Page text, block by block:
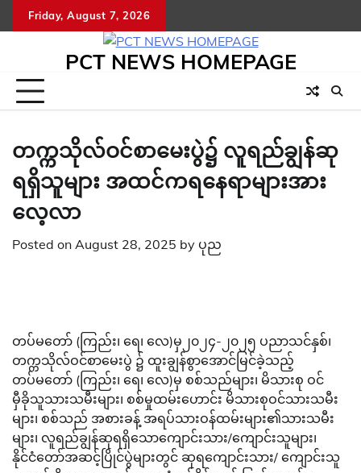
to
Friday, August 7, 2026
PCT NEWS HOMEPAGE
တက္ကသိုလ်ဝင်စာမေးပွဲ၌ လူရည်ချွန်ဆု
ရရှိသူများ အထင်ကရနေရာများအား
လေ့လာ
Posted on August 28, 2025 by ပုည
တပ်မတော် (ကြည်း၊ ရေ၊ လေ)မှ၂၀၂၄-၂၀၂၅ ပညာသင်နှစ်၊
တက္ကသိုလ်ဝင်စာမေးပွဲ ၌ ထူးချွန်စွာအောင်မြင်ခဲ့သည့်
တပ်မတော် (ကြည်း၊ ရေ၊ လေ)မှ စစ်သည်များ၊ မိသားစု ဝင်
မှီခိုသူသားသမီးများ၊ စစ်မှုထမ်းဟောင်း မိသားစုဝင်သားသမီး
များ၊ စစ်သည် အစားခန့် အရပ်သားဝန်ထမ်းများ၏သားသမီး
များ၊ လူရည်ချွန်ဆုရရှိသောကျောင်းသား/ကျောင်းသူများ၊
နိုင်ငံတော်အဆင့်ပြိုင်ပွဲများတွင် ဆုရကျောင်းသား/ ကျောင်းသူ